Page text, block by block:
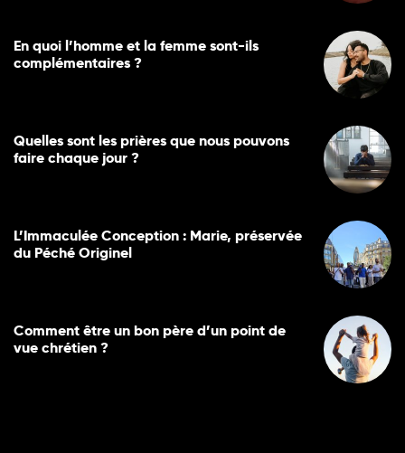
En quoi l’homme et la femme sont-ils
complémentaires ?
Quelles sont les prières que nous pouvons
faire chaque jour ?
L’Immaculée Conception : Marie, préservée
du Péché Originel
Comment être un bon père d’un point de
vue chrétien ?